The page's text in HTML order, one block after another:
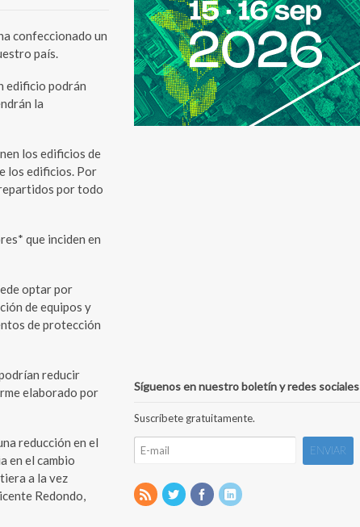
confeccionado un
país.
edificio podrán
la
los edificios de
los edificios. Por
por todo
que inciden en
optar por
de equipos y
de protección
reducir
elaborado por
reducción en el
en el cambio
a la vez
Redondo,
Síguenos en nuestro boletín y redes sociales
Suscríbete gratuitamente.